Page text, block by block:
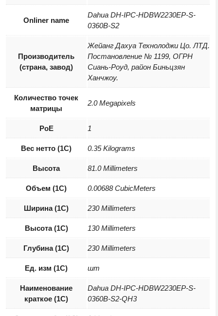
Onliner name
Dahua DH-IPC-HDBW2230EP-S-
0360B-S2
Производитель
(страна, завод)
Жейанг Дахуа Технолоджи Цо. ЛТД.
Постановление № 1199, ОГРН
Сиань-Роуд, район Биньцзян
Ханчжоу.
Количество точек
матрицы
2.0 Megapixels
PoE 1
Вес нетто (1С) 0.35 Kilograms
Высота 81.0 Millimeters
Объем (1С) 0.00688 CubicMeters
Ширина (1С) 230 Millimeters
Высота (1С) 130 Millimeters
Глубина (1С) 230 Millimeters
Ед. изм (1С) шт
Наименование
краткое (1C)
Dahua DH-IPC-HDBW2230EP-S-
0360B-S2-QH3